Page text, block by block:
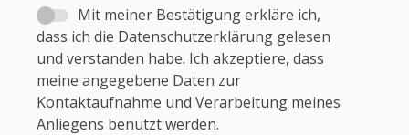
Mit meiner Bestätigung erkläre ich,
dass ich die Datenschutzerklärung gelesen
und verstanden habe. Ich akzeptiere, dass
meine angegebene Daten zur
Kontaktaufnahme und Verarbeitung meines
Anliegens benutzt werden.